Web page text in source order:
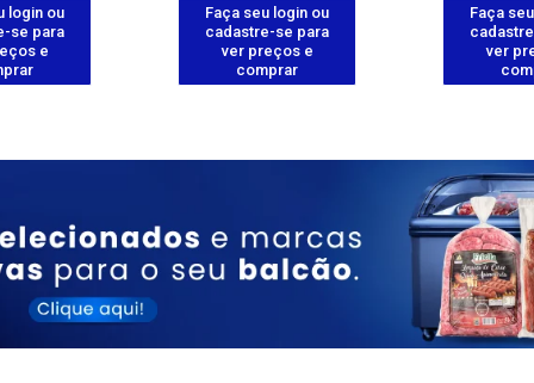
login ou
se para
e
Faça seu login ou
cadastre-se para
ver preços e
comprar
Faça
ver